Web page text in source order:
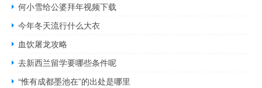
何小雪给公婆拜年视频下载
今年冬天流行什么大衣
血饮屠龙攻略
去新西兰留学要哪些条件呢
“惟有成都墨池在”的出处是哪里